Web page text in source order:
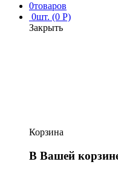
0товаров
0шт. (0 Р)
Закрыть
Корзина
В Вашей